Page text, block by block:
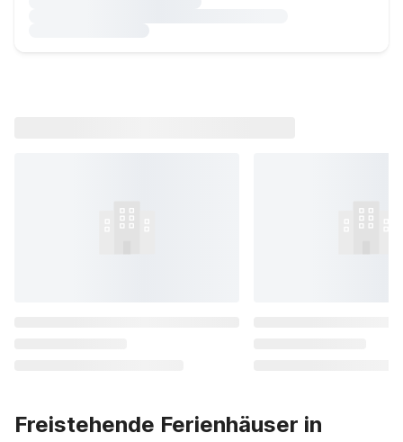
Freistehende Ferienhäuser in